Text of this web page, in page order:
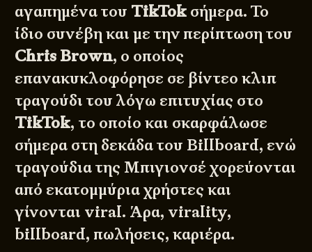
αγαπημένα του TikTok σήμερα. Το
ίδιο συνέβη και με την περίπτωση του
Chris Brown, ο οποίος
επανακυκλοφόρησε σε βίντεο κλιπ
τραγούδι του λόγω επιτυχίας στο
TikTok, το οποίο και σκαρφάλωσε
σήμερα στη δεκάδα του Billboard, ενώ
τραγούδια της Μπιγιονσέ χορεύονται
από εκατομμύρια χρήστες και
γίνονται viral. Άρα, virality,
billboard, πωλήσεις, καριέρα.